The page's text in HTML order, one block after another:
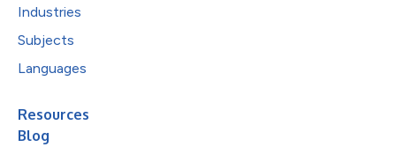
Industries
Subjects
Languages
Resources
Blog